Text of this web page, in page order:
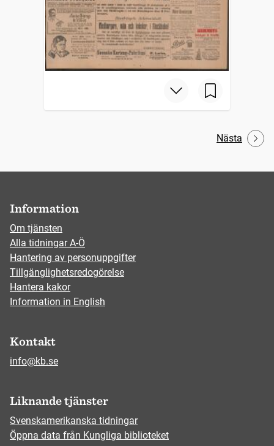
Nästa
Information
Om tjänsten
Alla tidningar A-Ö
Hantering av personuppgifter
Tillgänglighetsredogörelse
Hantera kakor
Information in English
Kontakt
info@kb.se
Liknande tjänster
Svenskamerikanska tidningar
Öppna data från Kungliga biblioteket